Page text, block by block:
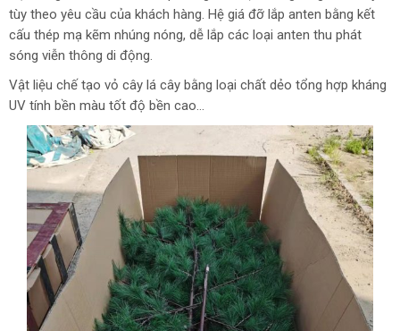
tùy theo yêu cầu của khách hàng. Hệ giá đỡ lắp anten bằng kết
cấu thép mạ kẽm nhúng nóng, dễ lắp các loại anten thu phát
sóng viễn thông di động.
Vật liệu chế tạo vỏ cây lá cây bằng loại chất dẻo tổng hợp kháng
UV tính bền màu tốt độ bền cao…